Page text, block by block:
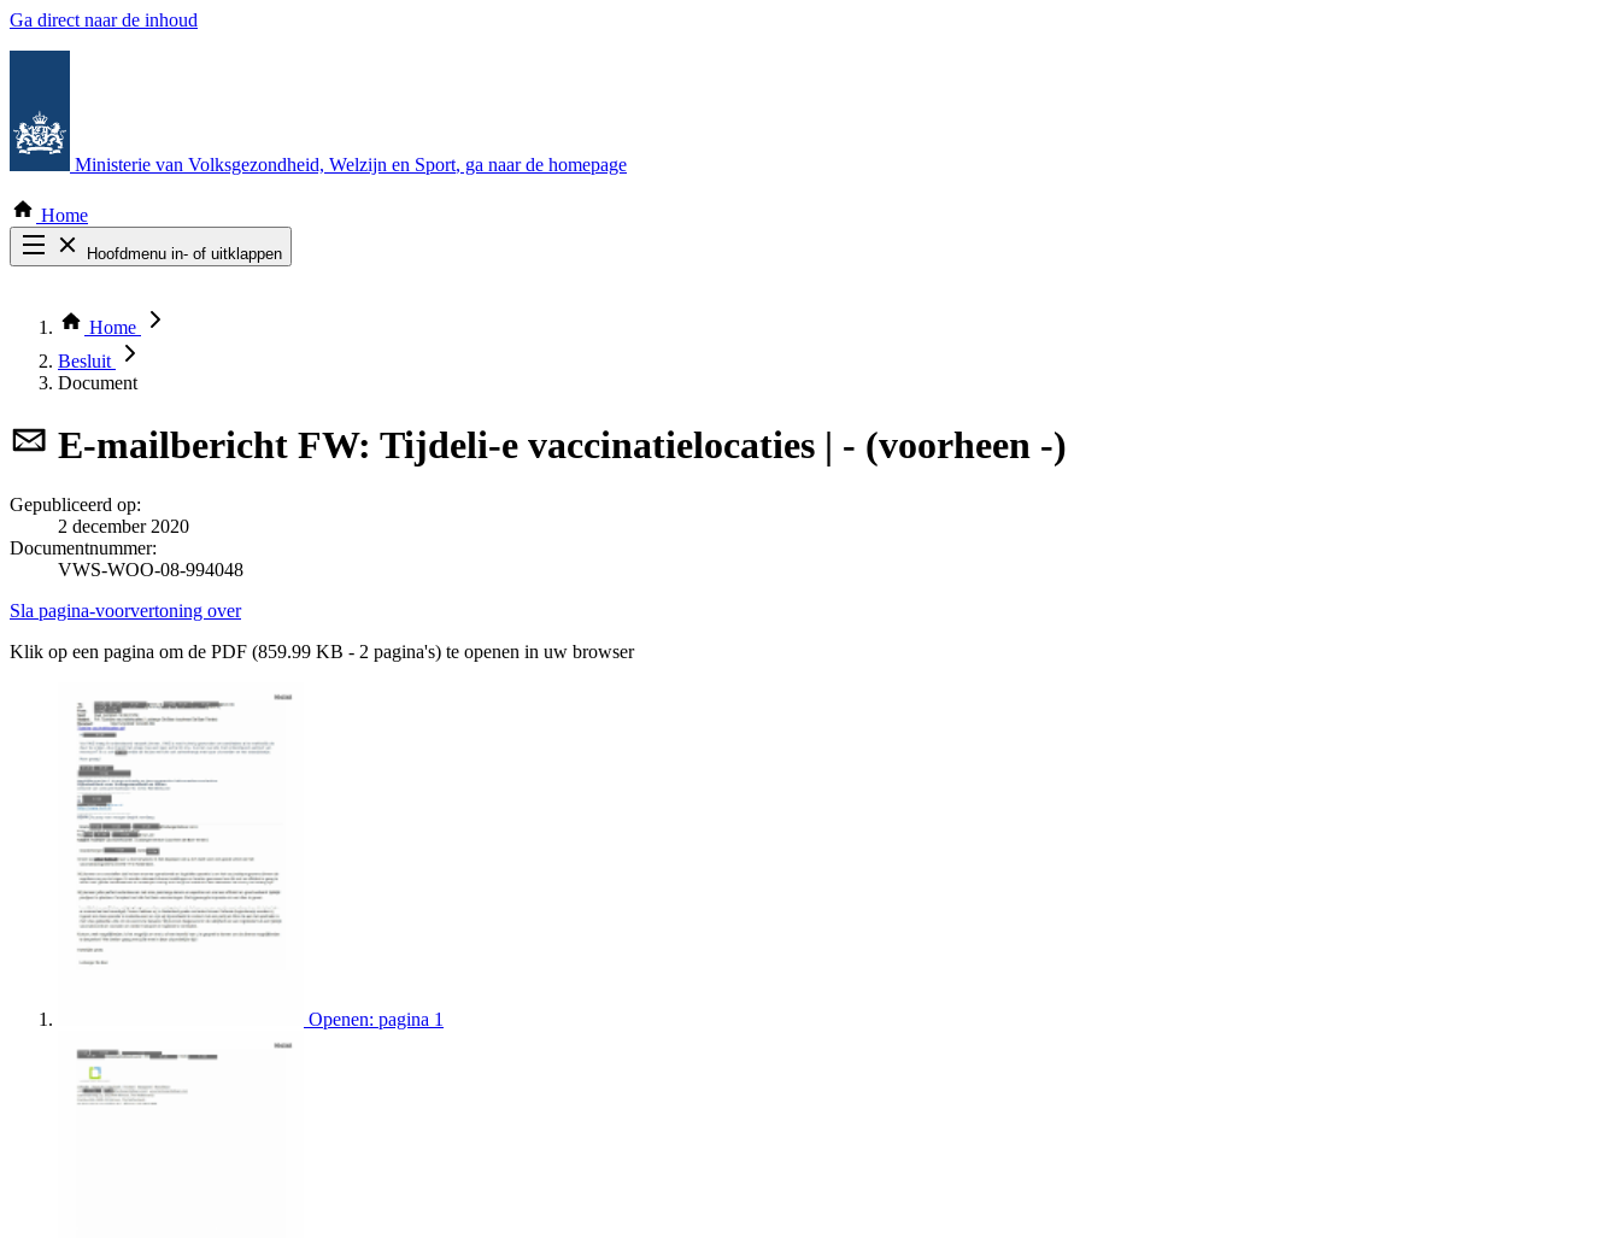
Ga direct naar de inhoud
Ministerie van Volksgezondheid, Welzijn en Sport, ga naar de homepage
Home
Hoofdmenu in- of uitklappen
Thema COVID-19
Bekijk per bestuursorgaan
Home
Besluit
Document
E-mailbericht FW: Tijdeli-e vaccinatielocaties | - (voorheen -)
Gepubliceerd op:
2 december 2020
Documentnummer:
VWS-WOO-08-994048
Sla pagina-voorvertoning over
Klik op een pagina om de PDF (859.99 KB - 2 pagina's) te openen in uw browser
Openen: pagina 1